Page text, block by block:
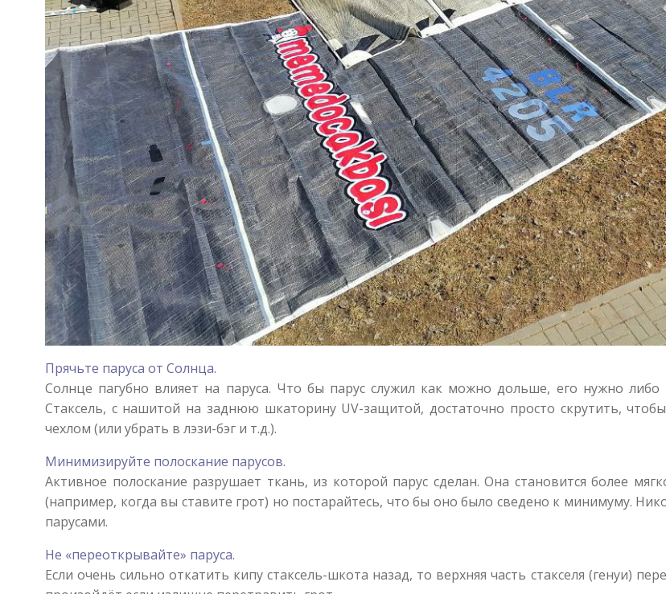
Прячьте паруса от Солнца.
Солнце пагубно влияет на паруса. Что бы парус служил как можно дольше, его нужно
Стаксель, с нашитой на заднюю шкаторину UV-защитой, достаточно просто скрутить,
чехлом (или убрать в лэзи-бэг и т.д.).
Минимизируйте полоскание парусов.
Активное полоскание разрушает ткань, из которой парус сделан. Она становится более
(например, когда вы ставите грот) но постарайтесь, что бы оно было сведено к минимуму.
парусами.
Не «переоткрывайте» паруса.
Если очень сильно откатить кипу стаксель-шкота назад, то верхняя часть стакселя (генуи)